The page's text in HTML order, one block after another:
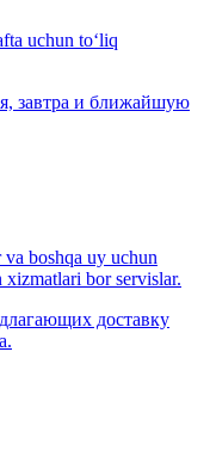
uchun to‘liq
завтра и ближайшую
boshqa uy uchun
xizmatlari bor servislar.
доставку